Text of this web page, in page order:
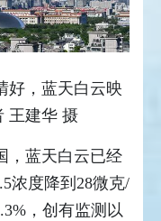
好，蓝天白云映
王建华 摄
，蓝天白云已经
浓度降到28微克/
，创有监测以